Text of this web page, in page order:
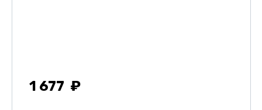
1 677